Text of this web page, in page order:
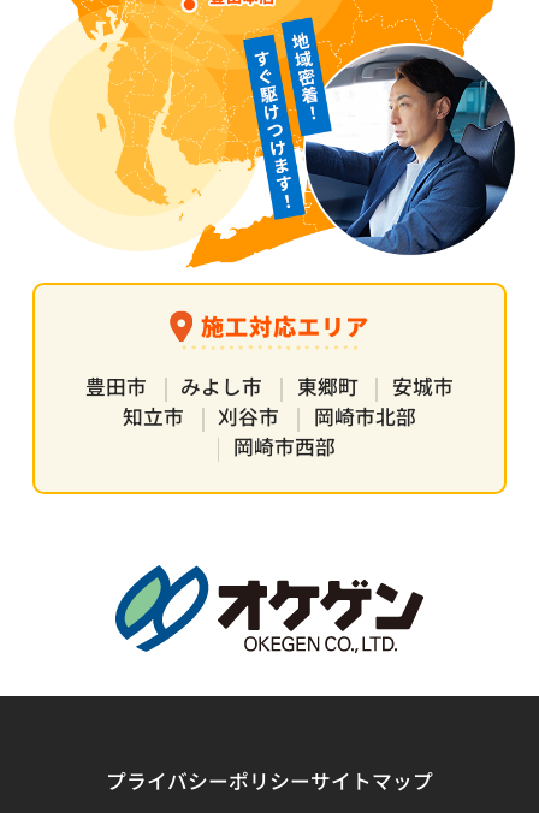
施工対応エリア
豊田市 みよし市 東郷町
安城市
知立市
刈谷市
岡崎市北部
岡崎市西部
プライバシーポリシーサイトマップ